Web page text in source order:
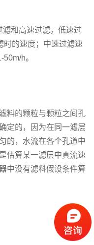
和高速过滤。低速过
时的速度；中速过滤速
h。
料的颗粒与颗粒之间孔
定的，因为在同一滤层
的，水流在各个孔道中
估算某一滤层中真流速
中没有滤料假设条件算